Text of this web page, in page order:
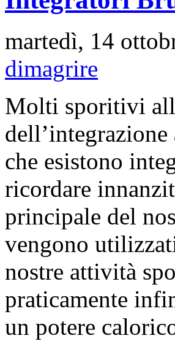
martedì, 14
dimagrire
Molti sporitivi
che esistono
ricordare
principale del
vengono
nostre attività
praticamente
un potere